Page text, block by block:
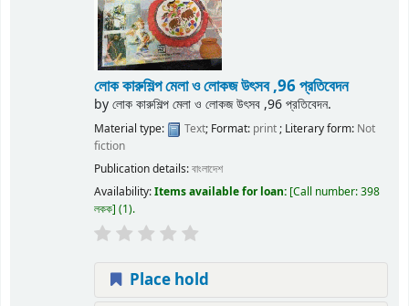
লোক কারুশিল্প মেলা ও লোকজ উৎসব ,96 প্রতিবেদন
byলোক কারুশিল্প মেলা ও লোকজ উৎসব ,96 প্রতিবেদন.
Material type: Text; Format: print; Literary form: Not
fiction
Publication details:বাংলাদেশ
Availability:Items available for loan: Call number:398
লকক (1).
Place hold